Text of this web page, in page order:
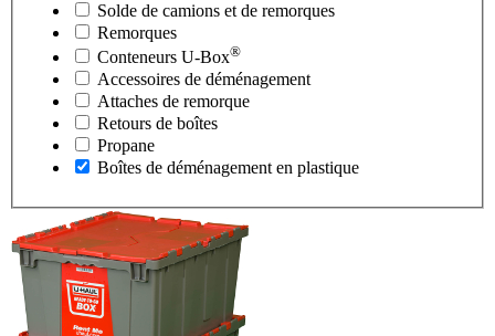
Solde de camions et de remorques
Remorques
Conteneurs U-Box®
Accessoires de déménagement
Attaches de remorque
Retours de boîtes
Propane
Boîtes de déménagement en plastique